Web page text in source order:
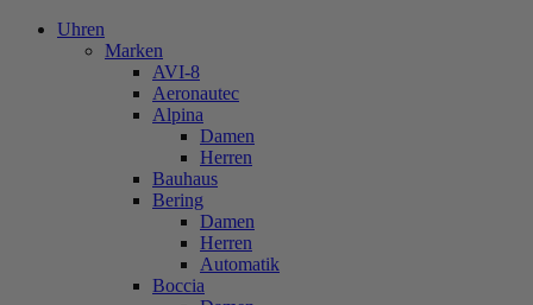
Uhren
Marken
AVI-8
Aeronautec
Alpina
Damen
Herren
Bauhaus
Bering
Damen
Herren
Automatik
Boccia